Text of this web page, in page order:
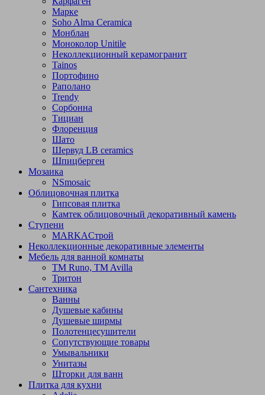
Марке
Soho Alma Ceramica
Монблан
Моноколор Unitile
Неколлекционный керамогранит
Tainos
Портофино
Раполано
Trendy
Сорбонна
Тициан
Флоренция
Шато
Шервуд LB ceramics
Шпицберген
Мозаика
NSmosaic
Облицовочная плитка
Гипсовая плитка
Камтек облицовочный декоративный камень
Ступени
МARKAСтрой
Неколлекционные декоративные элементы
Мебель для ванной комнаты
TM Runo, TM Avilla
Тритон
Сантехника
Ванны
Душевые кабины
Душевые ширмы
Полотенцесушители
Сопутствующие товары
Умывальники
Унитазы
Шторки для ванн
Плитка для кухни